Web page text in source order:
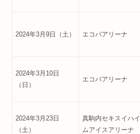
2024年3月9日（土） エコパアリーナ
2024年3月10日
（日）
エコパアリーナ
2024年3月23日
（土）
真駒内セキスイハイ
ムアイスアリーナ